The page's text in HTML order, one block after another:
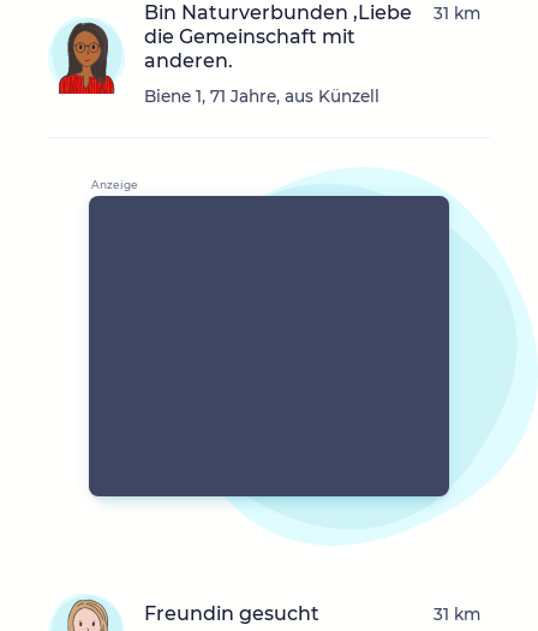
Bin Naturverbunden ,Liebe
die Gemeinschaft mit
anderen.
Biene 1, 71 Jahre, aus Künzell
31 km
Freundin gesucht 31 km